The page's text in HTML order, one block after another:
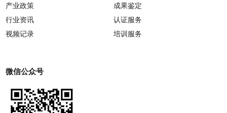
产业政策
行业资讯
视频记录
成果鉴定
认证服务
培训服务
微信公众号